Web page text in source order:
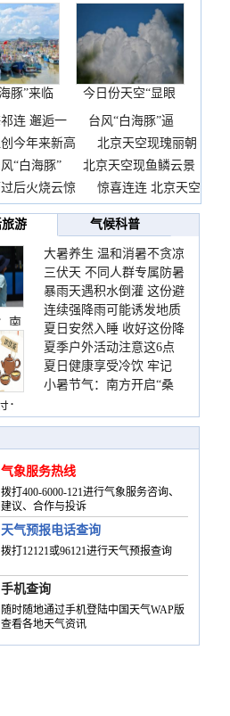
豚”来临
前
今日份天空“显眼
包”
连 邂逅一
台风“白海豚”逼
今年来新高
北京天空现瑰丽朝
“白海豚”
北京天空现鱼鳞云景
后火烧云惊
惊喜连连 北京天空
游
气候科普
南
：
大暑养生 温和消暑不贪凉
三伏天 不同人群专属防暑
要点请收好
暴雨天遇积水倒灌 这份避
险提示请收好
连续强降雨可能诱发地质
灾害 这些前兆要知道
夏日安然入睡 收好这份降
温小贴士
夏季户外活动注意这6点
防暑健身两不误
夏日健康享受冷饮 牢记
“两注意一控制”
小暑节气：南方开启“桑
季
气象服务热线
拨打400-6000-121进行气象服务咨询、
建议、合作与投诉
天气预报电话查询
拨打12121或96121进行天气预报查询
手机查询
随时随地通过手机登陆中国天气WAP版
查看各地天气资讯